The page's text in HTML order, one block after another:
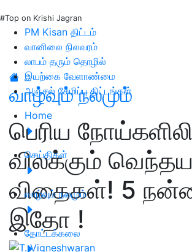
#Top on Krishi Jagran
PM Kisan திட்டம்
வானிலை நிலவரம்
லாபம் தரும் தொழில்
இயற்கை வேளாண்மை
அஞ்சல் சேமிப்பு திட்டங்கள்
Home
செய்திகள்
வாழ்வும் நலமும்
தோட்டக்கலை
வாழ்வும் நலமும்
பெரிய
விலக்கும் வெந்தய
விதைகள்! 5
இதோ !